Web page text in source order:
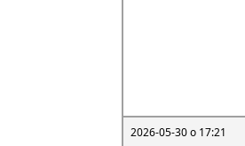
2026-05-30 o 17:21